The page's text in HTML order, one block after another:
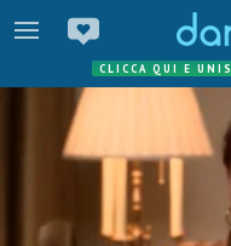
CLICCA QUI E